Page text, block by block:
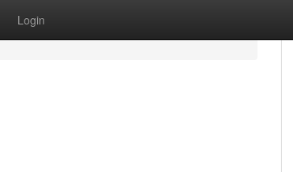
Login